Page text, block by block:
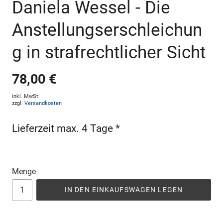
Daniela Wessel - Die
Anstellungserschleichun
g in strafrechtlicher Sicht
78,00 €
inkl. MwSt.
zzgl. Versandkosten
Lieferzeit max. 4 Tage *
Menge
IN DEN EINKAUFSWAGEN LEGEN